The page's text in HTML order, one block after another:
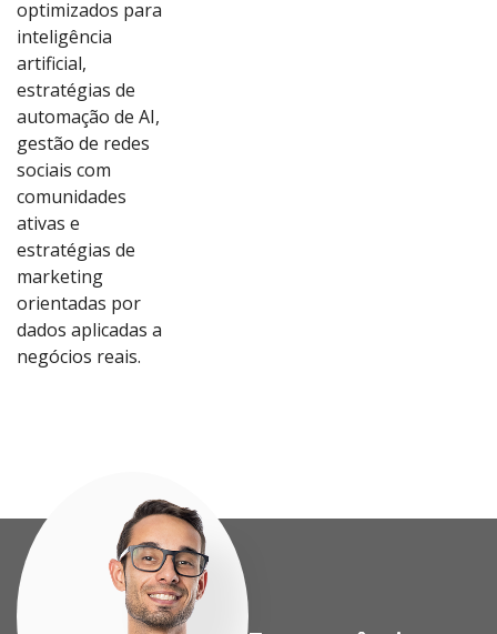
optimizados para
inteligência
artificial,
estratégias de
automação de AI,
gestão de redes
sociais com
comunidades
ativas e
estratégias de
marketing
orientadas por
dados aplicadas a
negócios reais.